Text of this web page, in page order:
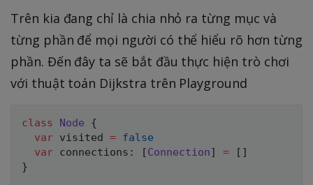
Trên kia đang chỉ là chia nhỏ ra từng mục và
từng phần để mọi người có thể hiểu rõ hơn từng
phần. Đến đây ta sẽ bắt đầu thực hiện trò chơi
với thuật toán Dijkstra trên Playground
class Node
{
var visited = false
var connections : [Connection] = [ ]
}